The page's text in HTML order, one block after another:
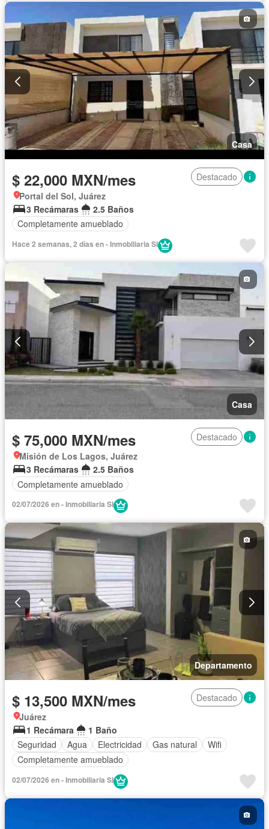
Casa
$ 22,000 MXN/mes
Destacado
Portal del Sol, Juárez
3 Recámaras
2.5 Baños
Completamente amueblado
Hace 2 semanas, 2 días en - Inmobiliaria SI
Casa
$ 75,000 MXN/mes
Destacado
Misión de Los Lagos, Juárez
3 Recámaras
2.5 Baños
Completamente amueblado
02/07/2026 en - Inmobiliaria SI
Departamento
$ 13,500 MXN/mes
Destacado
Juárez
1 Recámara
1 Baño
Seguridad
Agua Electricidad Gas natural
Wifi
Completamente amueblado
02/07/2026 en - Inmobiliaria SI